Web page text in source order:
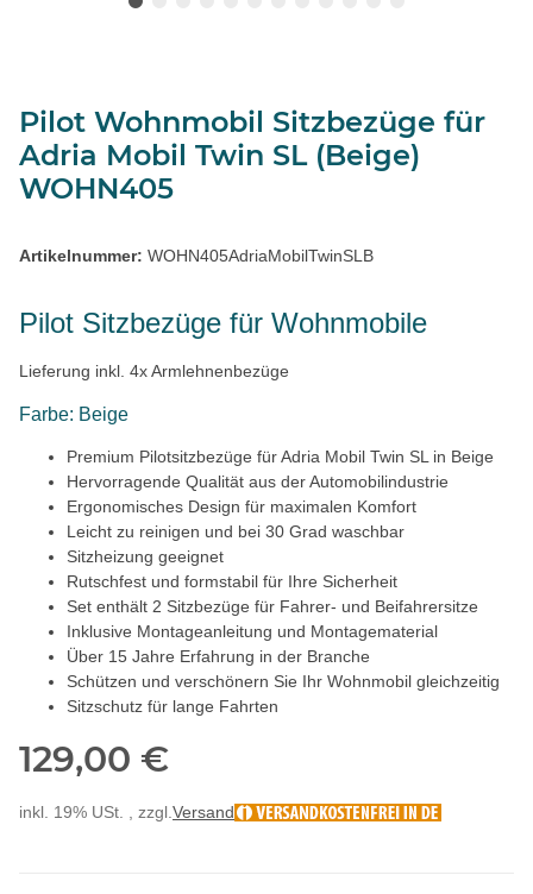
Pilot Wohnmobil Sitzbezüge für
Adria Mobil Twin SL (Beige)
WOHN405
Artikelnummer: WOHN405AdriaMobilTwinSLB
Pilot Sitzbezüge für Wohnmobile
Lieferung inkl. 4x Armlehnenbezüge
Farbe: Beige
Premium Pilotsitzbezüge für Adria Mobil Twin SL in Beige
Hervorragende Qualität aus der Automobilindustrie
Ergonomisches Design für maximalen Komfort
Leicht zu reinigen und bei 30 Grad waschbar
Sitzheizung geeignet
Rutschfest und formstabil für Ihre Sicherheit
Set enthält 2 Sitzbezüge für Fahrer- und Beifahrersitze
Inklusive Montageanleitung und Montagematerial
Über 15 Jahre Erfahrung in der Branche
Schützen und verschönern Sie Ihr Wohnmobil gleichzeitig
Sitzschutz für lange Fahrten
129,00 €
inkl. 19% USt. , zzgl. Versand